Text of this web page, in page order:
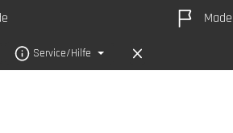
Service/Hilfe